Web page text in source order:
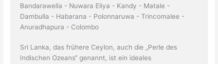
Bandarawella - Nuwara Eliya - Kandy - Matale -
Dambulla - Habarana - Polonnaruwa - Trincomalee -
Anuradhapura - Colombo
Sri Lanka, das frühere Ceylon, auch die „Perle des
Indischen Ozeans“ genannt, ist ein ideales